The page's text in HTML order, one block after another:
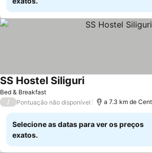
Bed & Breakfast
SS Hostel Siliguri
/ Pontuação não disponível a 7.3 km de
Selecione as datas para ver os preços
exatos.